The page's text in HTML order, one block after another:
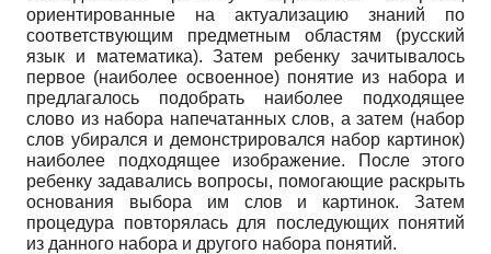
ориентированные на актуализацию знаний по
соответствующим предметным областям (русский
язык и математика). Затем ребенку зачитывалось
первое (наиболее освоенное) понятие из набора и
предлагалось подобрать наиболее подходящее
слово из набора напечатанных слов, а затем (набор
слов убирался и демонстрировался набор картинок)
наиболее подходящее изображение. После этого
ребенку задавались вопросы, помогающие раскрыть
основания выбора им слов и картинок. Затем
процедура повторялась для последующих понятий
из данного набора и другого набора понятий.